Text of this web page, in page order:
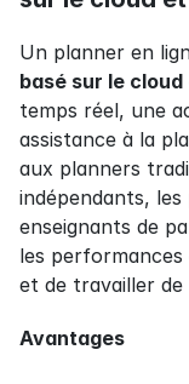
basé sur le cloud
temps réel, une
assistance à la
aux planners
indépendants,
enseignants de
les performances
et de travailler
Avantages